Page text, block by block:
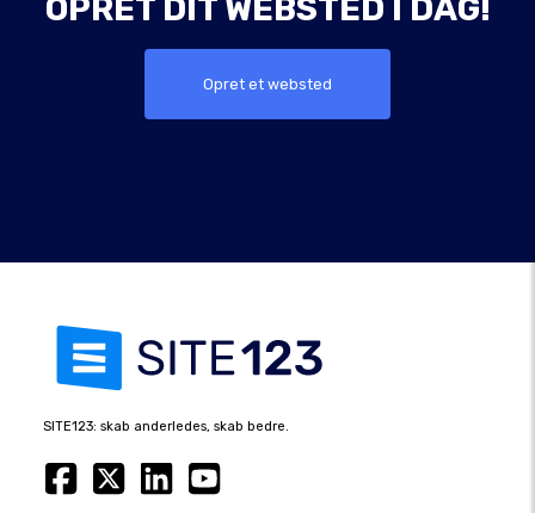
OPRET DIT WEBSTED I DAG!
Opret et websted
SITE123: skab anderledes, skab bedre.